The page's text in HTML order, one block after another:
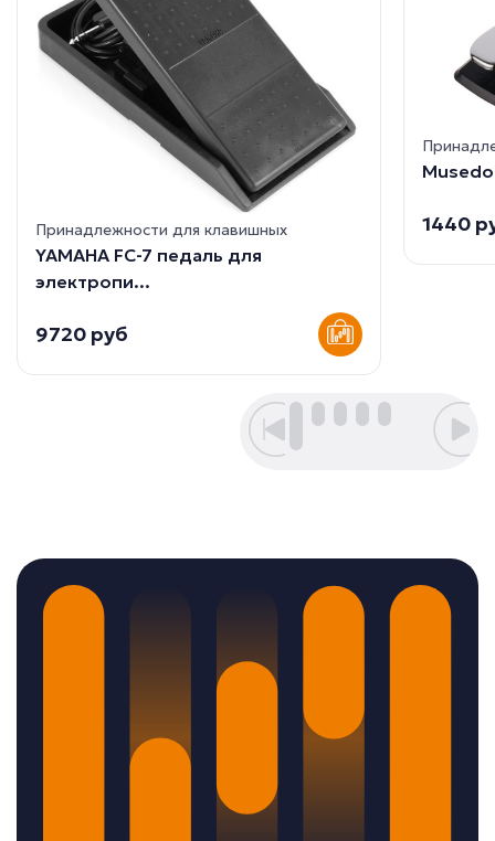
Принадлежности для клавишных
YAMAHA FC-7 педаль для
электропи...
9720 руб
1440